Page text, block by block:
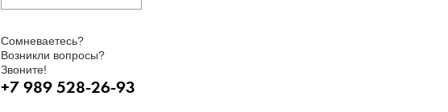
Сомневаетесь?
Возникли вопросы?
Звоните!
+7 989 528-26-93